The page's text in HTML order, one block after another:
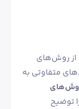
از روش‌های
متفاوتی به
روش‌های
توضیح